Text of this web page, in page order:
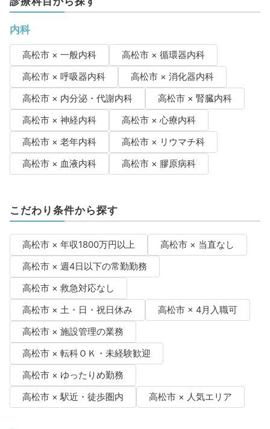
内科
高松市 × 一般内科
高松市 × 循環器内科
高松市 × 呼吸器内科
高松市 × 消化器内科
高松市 × 内分泌・代謝内科
高松市 × 腎臓内科
高松市 × 神経内科
高松市 × 心療内科
高松市 × 老年内科
高松市 × リウマチ科
高松市 × 血液内科
高松市 × 膠原病科
こだわり条件から探す
高松市 × 年収1800万円以上
高松市 × 当直なし
高松市 × 週4日以下の常勤勤務
高松市 × 救急対応なし
高松市 × 土・日・祝日休み
高松市 × 4月入職可
高松市 × 施設管理の業務
高松市 × 転科ＯＫ・未経験歓迎
高松市 × ゆったりめ勤務
高松市 × 駅近・徒歩圏内
高松市 × 人気エリア